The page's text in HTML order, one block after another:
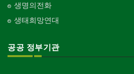
생명의전화
생태희망연대
공공 정부기관